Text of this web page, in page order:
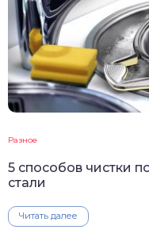
Разное
5 способов чистки
стали
Читать далее